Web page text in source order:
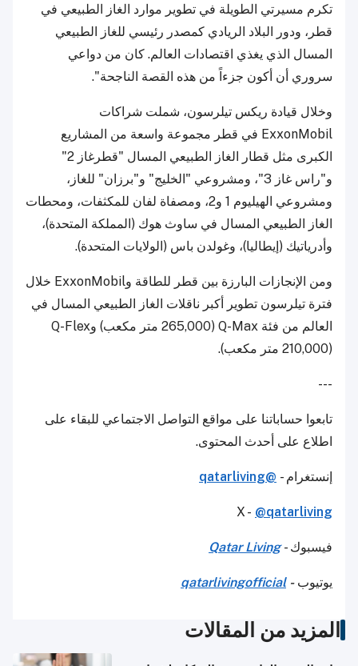
تكرم مسيرتي الطويلة في تطوير موارد الغاز الطبيعي في
قطر، ودور البلاد الريادي كمصدر رئيسي للغاز الطبيعي
المسال الذي يغذي اقتصادات العالم. كان من دواعي
سروري أن أكون جزءاً من هذه القصة الناجحة".
وخلال قيادة ريكس تيلرسون، شملت شراكات
ExxonMobil في قطر مجموعة واسعة من المشاريع
الكبرى مثل قطار الغاز الطبيعي المسال "قطرغاز 2"
و"راس غاز 3"، ومشروعي "الخليج" و"برزان" للغاز،
ومشروعي الهيليوم 1 و2، ومصفاة لفان للمكثفات، ومحطات
الغاز الطبيعي المسال في ساوث هوك (المملكة المتحدة)،
وأدرياتيك (إيطاليا)، وغولدن باس (الولايات المتحدة).
ومن الإنجازات البارزة بين قطر للطاقة وExxonMobil خلال
فترة تيلرسون تطوير أكبر ناقلات الغاز الطبيعي المسال في
العالم من فئة Q-Max (265,000 متر مكعب) وQ-Flex
(210,000 متر مكعب).
---
تابعوا حساباتنا على مواقع التواصل الاجتماعي للبقاء على
اطلاع على أحدث المحتوى.
إنستغرام - @qatarliving
X - @qatarliving
فيسبوك -Qatar Living
يوتيوب-
qatarlivingofficial
المزيد من المقالات